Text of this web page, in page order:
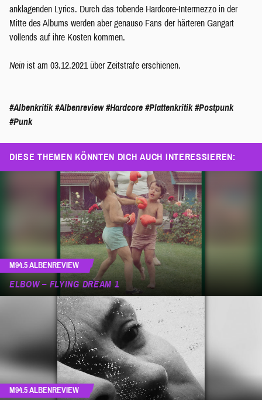
anklagenden Lyrics. Durch das tobende Hardcore-Intermezzo in der
Mitte des Albums werden aber genauso Fans der härteren Gangart
vollends auf ihre Kosten kommen.
Nein ist am 03.12.2021 über Zeitstrafe erschienen.
#Albenkritik #Albenreview #Hardcore #Plattenkritik #Postpunk
#Punk
DIESE THEMEN KÖNNTEN DICH AUCH INTERESSIEREN:
M94.5 ALBENREVIEW
ELBOW – FLYING DREAM 1
M94.5 ALBENREVIEW